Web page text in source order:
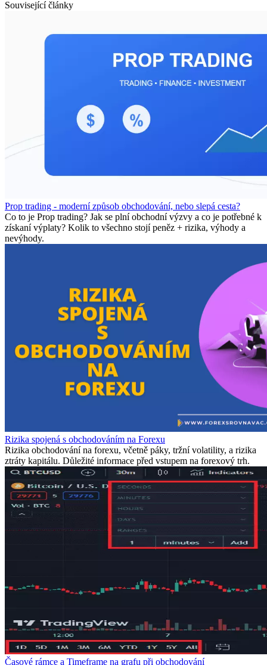
Související články
Prop trading - moderní způsob obchodování, nebo slepá cesta?
Co to je Prop trading? Jak se plní obchodní výzvy a co je potřebné k
získaní výplaty? Kolik to všechno stojí peněz + rizika, výhody a
nevýhody.
Rizika spojená s obchodováním na Forexu
Rizika obchodování na forexu, včetně páky, tržní volatility, a rizika
ztráty kapitálu. Důležité informace před vstupem na forexový trh.
Časové rámce a Timeframe na grafu při obchodování